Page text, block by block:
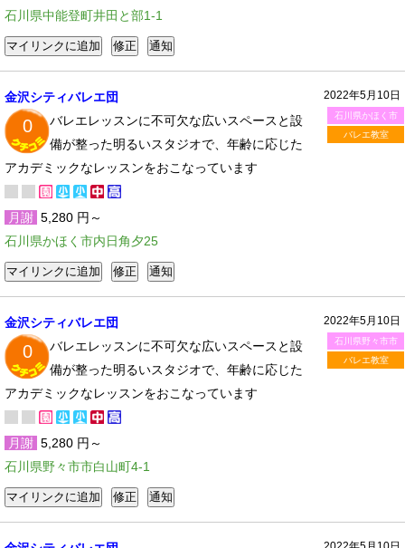
石川県中能登町井田と部1-1
2022年5月10日
石川県かほく市
バレエ教室
金沢シティバレエ団
0
バレエレッスンに不可欠な広いスペースと設
備が整った明るいスタジオで、年齢に応じた
アカデミックなレッスンをおこなっています
月謝 5,280 円～
石川県かほく市内日角夕25
2022年5月10日
石川県野々市市
バレエ教室
金沢シティバレエ団
0
バレエレッスンに不可欠な広いスペースと設
備が整った明るいスタジオで、年齢に応じた
アカデミックなレッスンをおこなっています
月謝 5,280 円～
石川県野々市市白山町4-1